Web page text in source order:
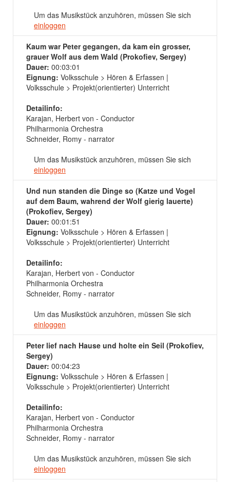
Um das Musikstück anzuhören, müssen Sie sich
einloggen
Kaum war Peter gegangen, da kam ein grosser,
grauer Wolf aus dem Wald (Prokofiev, Sergey)
Dauer: 00:03:01
Eignung: Volksschule > Hören & Erfassen |
Volksschule > Projekt(orientierter) Unterricht
Detailinfo:
Karajan, Herbert von - Conductor
Philharmonia Orchestra
Schneider, Romy - narrator
Um das Musikstück anzuhören, müssen Sie sich
einloggen
Und nun standen die Dinge so (Katze und Vogel
auf dem Baum, wahrend der Wolf gierig lauerte)
(Prokofiev, Sergey)
Dauer: 00:01:51
Eignung: Volksschule > Hören & Erfassen |
Volksschule > Projekt(orientierter) Unterricht
Detailinfo:
Karajan, Herbert von - Conductor
Philharmonia Orchestra
Schneider, Romy - narrator
Um das Musikstück anzuhören, müssen Sie sich
einloggen
Peter lief nach Hause und holte ein Seil (Prokofiev,
Sergey)
Dauer: 00:04:23
Eignung: Volksschule > Hören & Erfassen |
Volksschule > Projekt(orientierter) Unterricht
Detailinfo:
Karajan, Herbert von - Conductor
Philharmonia Orchestra
Schneider, Romy - narrator
Um das Musikstück anzuhören, müssen Sie sich
einloggen